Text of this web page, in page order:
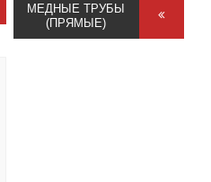
МЕДНЫЕ ТРУБЫ
(ПРЯМЫЕ)